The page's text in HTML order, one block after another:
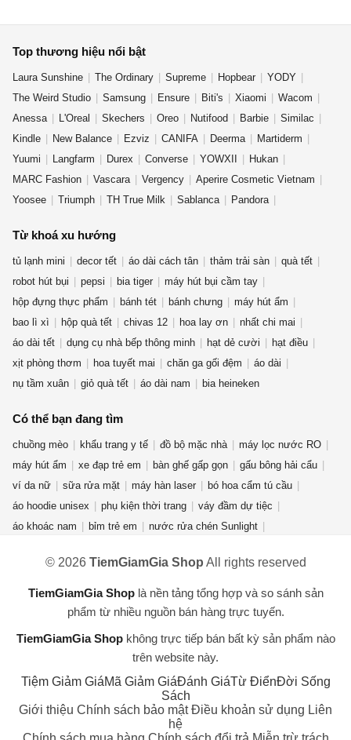
Top thương hiệu nổi bật
Laura Sunshine The Ordinary Supreme Hopbear
YODY
The Weird Studio
Samsung Ensure Biti's Xiaomi
Wacom
Anessa
L'Oreal Skechers Oreo Nutifood Barbie
Similac
Kindle
New Balance Ezviz CANIFA Deerma
Martiderm
Yuumi
Langfarm Durex Converse YOWXII
Hukan
MARC Fashion
Vascara Vergency
Aperire Cosmetic Vietnam
Yoosee
Triumph TH True Milk Sablanca
Pandora
Từ khoá xu hướng
tủ lạnh mini decor tết áo dài cách tân thảm trải sàn
quà tết
robot hút bụi
pepsi bia tiger
máy hút bụi cầm tay
hộp đựng thực phẩm
bánh tét bánh chưng
máy hút ẩm
bao lì xì
hộp quà tết chivas 12 hoa lay ơn
nhất chi mai
áo dài tết
dụng cụ nhà bếp thông minh hạt dẻ cười
hạt điều
xịt phòng thơm
hoa tuyết mai chăn ga gối đệm
áo dài
nụ tầm xuân
giỏ quà tết áo dài nam bia heineken
Có thể bạn đang tìm
chuồng mèo khẩu trang y tế đồ bộ mặc nhà
máy lọc nước RO
máy hút ẩm
xe đạp trẻ em bàn ghế gấp gọn
gấu bông hải cẩu
ví da nữ
sữa rửa mặt máy hàn laser
bó hoa cẩm tú cầu
áo hoodie unisex
phụ kiện thời trang
váy đầm dự tiệc
áo khoác nam
bỉm trẻ em
nước rửa chén Sunlight
áo thun nam nữ
mỹ phẩm thuần chay
dép crocs nữ
chuột gaming attack shark x3
kem forencos trắng
cần câu máy
máy lọc không khí
dụng cụ nhà bếp
© 2026 TiemGiamGia Shop All rights reserved
TiemGiamGia Shoplà nền tảng tổng hợp và so sánh sản
phẩm từ nhiều nguồn bán hàng trực tuyến.
TiemGiamGia Shopkhông trực tiếp bán bất kỳ sản phẩm nào
trên website này.
Tiệm Giảm GiáMã Giảm GiáĐánh GiáTừ ĐiểnĐời Sống
Sách
Giới thiệu Chính sách bảo mật Điều khoản sử dụng Liên
hệ